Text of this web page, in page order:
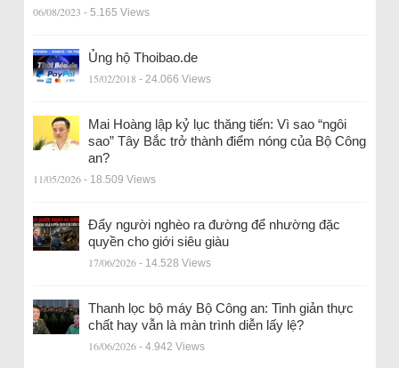
06/08/2023 - 5.165 Views
Ủng hộ Thoibao.de
15/02/2018 - 24.066 Views
Mai Hoàng lập kỷ lục thăng tiến: Vì sao “ngôi
sao” Tây Bắc trở thành điểm nóng của Bộ Công
an?
11/05/2026 - 18.509 Views
Đẩy người nghèo ra đường để nhường đặc
quyền cho giới siêu giàu
17/06/2026 - 14.528 Views
Thanh lọc bộ máy Bộ Công an: Tinh giản thực
chất hay vẫn là màn trình diễn lấy lệ?
16/06/2026 - 4.942 Views